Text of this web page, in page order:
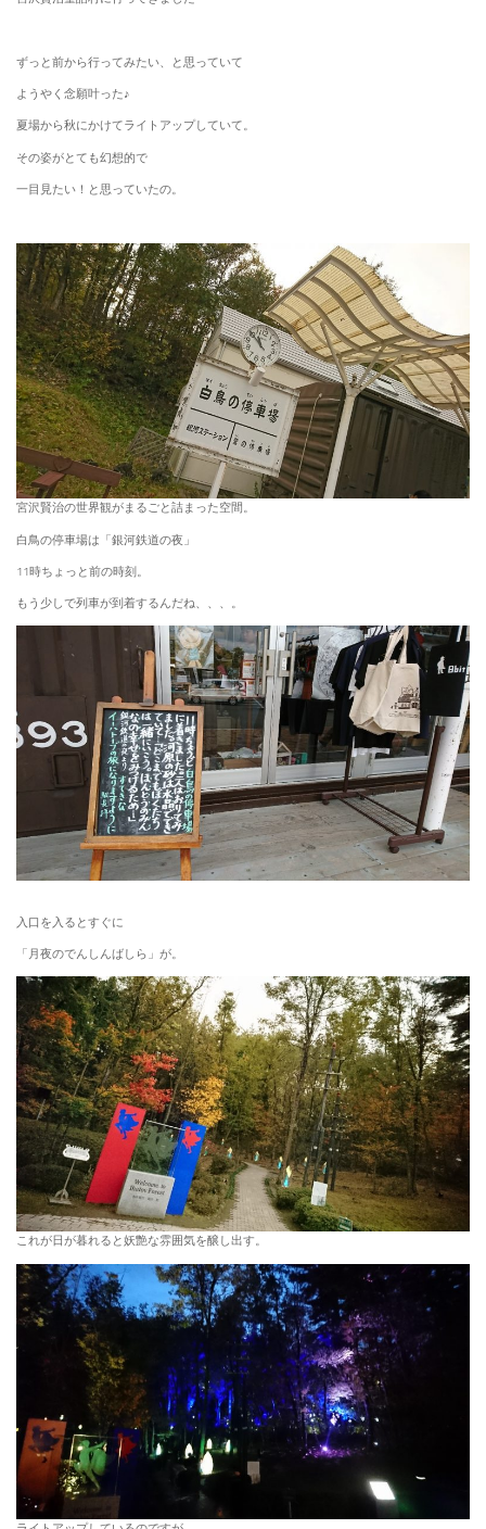
ずっと前から行ってみたい、と思っていて
ようやく念願叶った♪
夏場から秋にかけてライトアップしていて。
その姿がとても幻想的で
一目見たい！と思っていたの。
宮沢賢治の世界観がまるごと詰まった空間。
白鳥の停車場は「銀河鉄道の夜」
11時ちょっと前の時刻。
もう少しで列車が到着するんだね、、、。
入口を入るとすぐに
「月夜のでんしんばしら」が。
これが日が暮れると妖艶な雰囲気を醸し出す。